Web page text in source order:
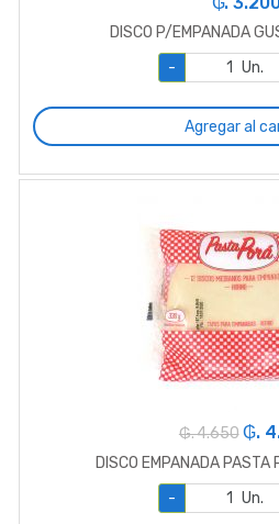
DISCO P/EMPANADA
-
Un.
Agregar al
₲. 4.650 ₲.
DISCO EMPANADA PASTA
-
Un.